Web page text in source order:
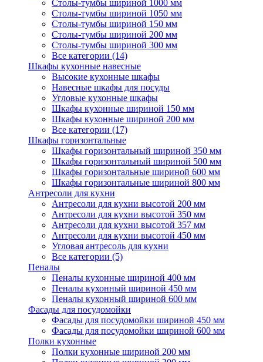
Столы-тумбы шириной 1000 мм
Столы-тумбы шириной 1050 мм
Столы-тумбы шириной 150 мм
Столы-тумбы шириной 200 мм
Столы-тумбы шириной 300 мм
Все категории (14)
Шкафы кухонные навесные
Высокие кухонные шкафы
Навесные шкафы для посуды
Угловые кухонные шкафы
Шкафы кухонные шириной 150 мм
Шкафы кухонные шириной 200 мм
Все категории (17)
Шкафы горизонтальные
Шкафы горизонтальный шириной 350 мм
Шкафы горизонтальный шириной 500 мм
Шкафы горизонтальные шириной 600 мм
Шкафы горизонтальные шириной 800 мм
Антресоли для кухни
Антресоли для кухни высотой 200 мм
Антресоли для кухни высотой 350 мм
Антресоли для кухни высотой 357 мм
Антресоли для кухни высотой 450 мм
Угловая антресоль для кухни
Все категории (5)
Пеналы
Пеналы кухонные шириной 400 мм
Пеналы кухонный шириной 450 мм
Пеналы кухонный шириной 600 мм
Фасады для посудомойки
Фасады для посудомойки шириной 450 мм
Фасады для посудомойки шириной 600 мм
Полки кухонные
Полки кухонные шириной 200 мм